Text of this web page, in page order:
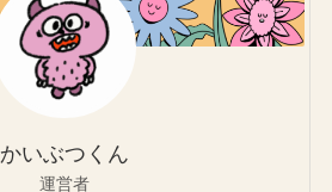
かいぶつくん
運営者